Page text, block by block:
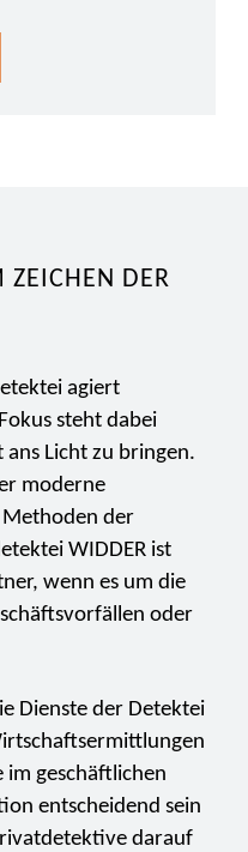
ZEICHEN DER
agiert
steht dabei
Licht zu bringen.
moderne
der
WIDDER ist
wenn es um die
oder
Dienste der Detektei
im geschäftlichen
entscheidend sein
darauf